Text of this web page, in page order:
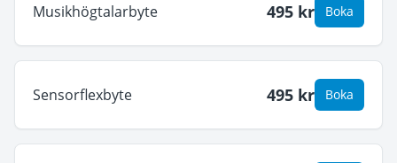
Musikhögtalarbyte 495 kr Boka
Sensorflexbyte 495 kr Boka